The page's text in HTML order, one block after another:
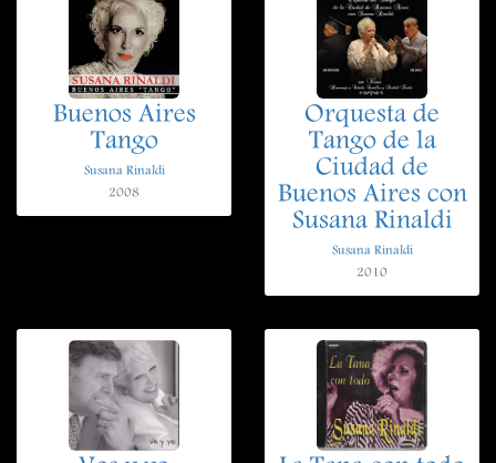
Buenos Aires
Tango
Susana Rinaldi
2008
Orquesta de
Tango de la
Ciudad de
Buenos Aires con
Susana Rinaldi
Susana Rinaldi
2010